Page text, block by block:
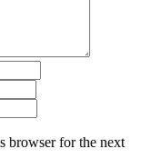
browser for the next